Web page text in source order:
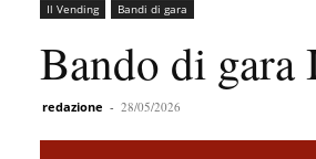
Il Vending Bandi di gara
Bando di gara
redazione - 28/05/2026